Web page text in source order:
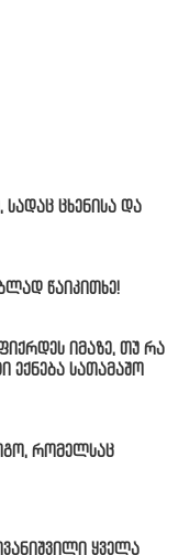
სადაც ცხენისა და
წაიკითხე!
იმაზე, თუ რა
ექნება სათამაშო
რომელსაც
ყველა